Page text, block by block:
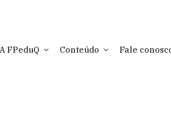
A FPeduQ Conteúdo Fale